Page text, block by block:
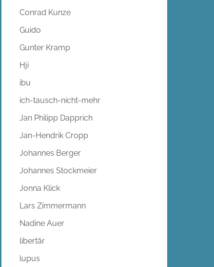
Conrad Kunze
Guido
Gunter Kramp
Hji
ibu
ich-tausch-nicht-mehr
Jan Philipp Dapprich
Jan-Hendrik Cropp
Johannes Berger
Johannes Stockmeier
Jonna Klick
Lars Zimmermann
Nadine Auer
libertär
lupus